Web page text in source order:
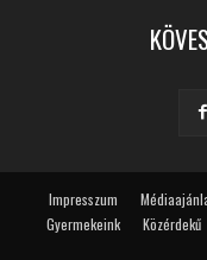
Impresszum
Gyermekeink
Közérdekű